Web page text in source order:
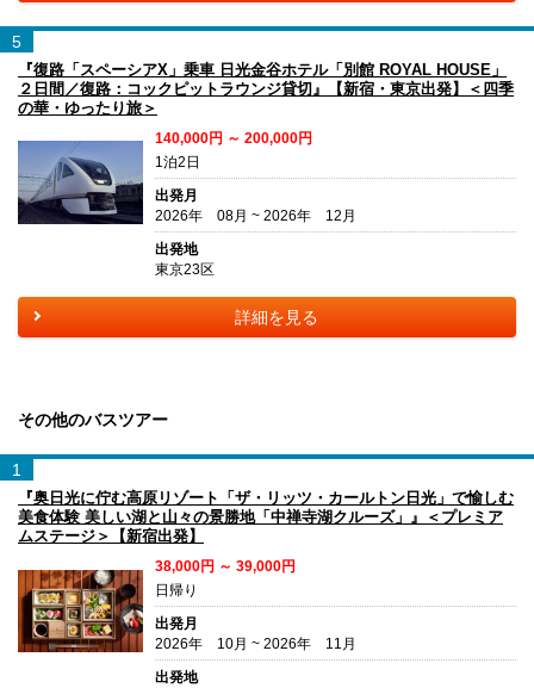
5
『復路「スペーシアX」乗車 日光金谷ホテル「別館 ROYAL HOUSE」
２日間／復路：コックピットラウンジ貸切』【新宿・東京出発】＜四季
の華・ゆったり旅＞
140,000円 ～ 200,000円
1泊2日
出発月
2026年 08月 ~ 2026年 12月
出発地
東京23区
詳細を見る
その他のバスツアー
1
『奥日光に佇む高原リゾート「ザ・リッツ・カールトン日光」で愉しむ
美食体験 美しい湖と山々の景勝地「中禅寺湖クルーズ」』＜プレミア
ムステージ＞【新宿出発】
38,000円 ～ 39,000円
日帰り
出発月
2026年 10月 ~ 2026年 11月
出発地